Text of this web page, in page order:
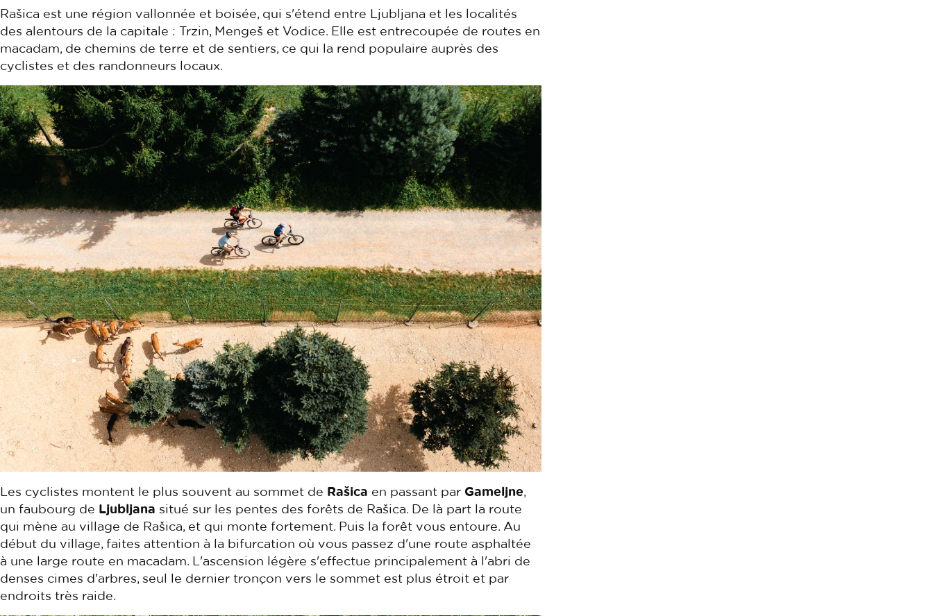
Rašica est une région vallonnée et boisée, qui s'étend entre Ljubljana et les localités
des alentours de la capitale : Trzin, Mengeš et Vodice. Elle est entrecoupée de routes en
macadam, de chemins de terre et de sentiers, ce qui la rend populaire auprès des
cyclistes et des randonneurs locaux.
Les cyclistes montent le plus souvent au sommet de Rašica en passant par Gameljne
un faubourg de Ljubljana situé sur les pentes des forêts de Rašica. De là part la route
qui mène au village de Rašica, et qui monte fortement. Puis la forêt vous entoure. Au
début du village, faites attention à la bifurcation où vous passez d'une route asphaltée
à une large route en macadam. L'ascension légère s'effectue principalement à l'abri de
denses cimes d'arbres, seul le dernier tronçon vers le sommet est plus étroit et par
endroits très raide.